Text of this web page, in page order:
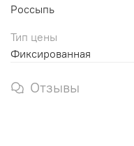
Россыпь
Тип цены
Фиксированная
Отзывы